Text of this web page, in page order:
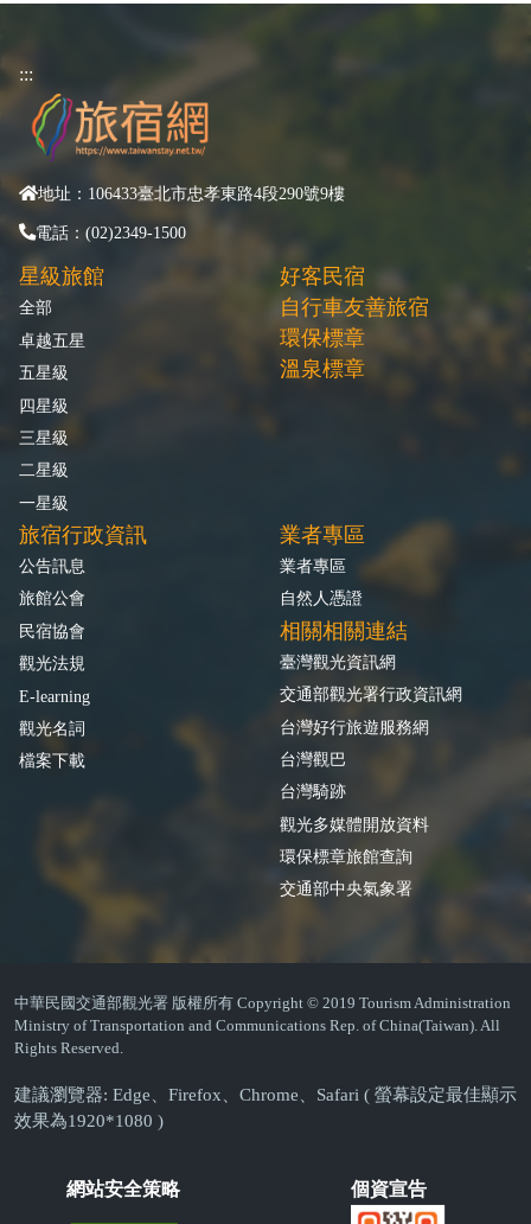
:::
地址：106433臺北市忠孝東路4段290號9樓
電話：(02)2349-1500
星級旅館
全部
卓越五星
五星級
四星級
三星級
二星級
一星級
好客民宿
自行車友善旅宿
環保標章
溫泉標章
旅宿行政資訊
公告訊息
旅館公會
民宿協會
觀光法規
E-learning
觀光名詞
檔案下載
業者專區
業者專區
自然人憑證
相關相關連結
臺灣觀光資訊網
交通部觀光署行政資訊網
台灣好行旅遊服務網
台灣觀巴
台灣騎跡
觀光多媒體開放資料
環保標章旅館查詢
交通部中央氣象署
中華民國交通部觀光署 版權所有 Copyright © 2019 Tourism Administration
Ministry of Transportation and Communications Rep. of China(Taiwan). All
Rights Reserved.
建議瀏覽器: Edge、Firefox、Chrome、Safari ( 螢幕設定最佳顯示
效果為1920*1080 )
網站安全策略 個資宣告